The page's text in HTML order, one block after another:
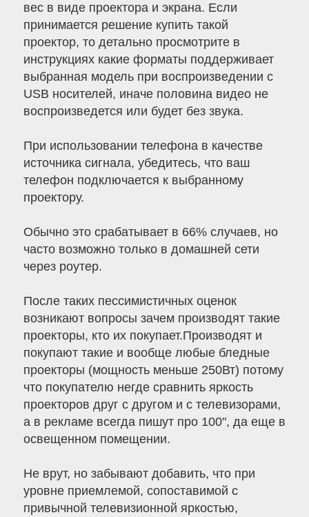
вес в виде проектора и экрана. Если
принимается решение купить такой
проектор, то детально просмотрите в
инструкциях какие форматы поддерживает
выбранная модель при воспроизведении с
USB носителей, иначе половина видео не
воспроизведется или будет без звука.
При использовании телефона в качестве
источника сигнала, убедитесь, что ваш
телефон подключается к выбранному
проектору.
Обычно это срабатывает в 66% случаев, но
часто возможно только в домашней сети
через роутер.
После таких пессимистичных оценок
возникают вопросы зачем производят такие
проекторы, кто их покупает.Производят и
покупают такие и вообще любые бледные
проекторы (мощность меньше 250Вт) потому
что покупателю негде сравнить яркость
проекторов друг с другом и с телевизорами,
а в рекламе всегда пишут про 100", да еще в
освещенном помещении.
Не врут, но забывают добавить, что при
уровне приемлемой, сопоставимой с
привычной телевизионной яркостью,